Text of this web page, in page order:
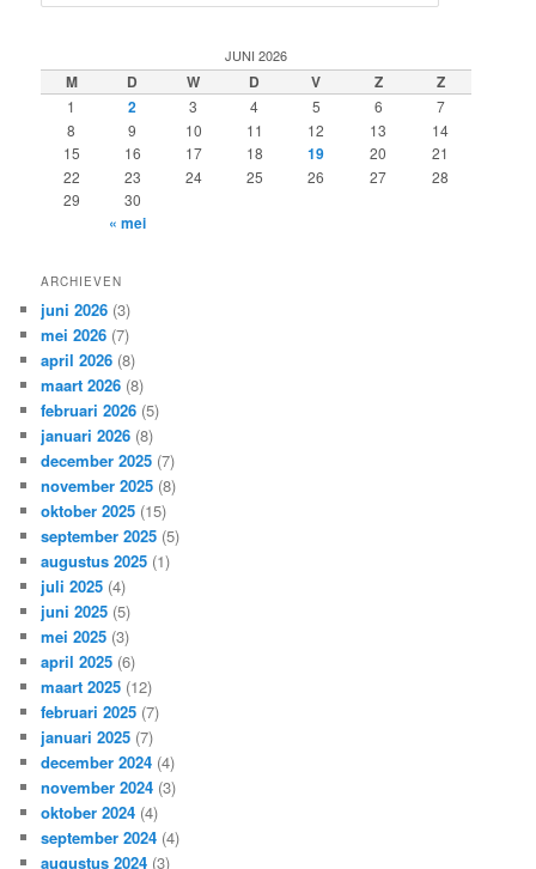
e
n
JUNI 2026
M D W D V Z Z
1 2 3 4 5 6
7
8
9 10 11 12 13
14
15
16 17 18 19 20
21
22
23 24 25 26 27
28
29
30
« mei
ARCHIEVEN
juni 2026 (3)
mei 2026 (7)
april 2026 (8)
maart 2026 (8)
februari 2026 (5)
januari 2026 (8)
december 2025 (7)
november 2025 (8)
oktober 2025 (15)
september 2025 (5)
augustus 2025 (1)
juli 2025 (4)
juni 2025 (5)
mei 2025 (3)
april 2025 (6)
maart 2025 (12)
februari 2025 (7)
januari 2025 (7)
december 2024 (4)
november 2024 (3)
oktober 2024 (4)
september 2024 (4)
augustus 2024 (3)